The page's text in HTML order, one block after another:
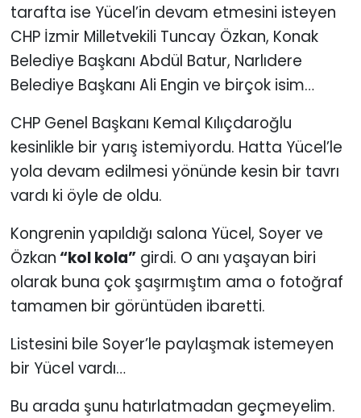
tarafta ise Yücel’in devam etmesini isteyen
CHP İzmir Milletvekili Tuncay Özkan, Konak
Belediye Başkanı Abdül Batur, Narlıdere
Belediye Başkanı Ali Engin ve birçok isim…
CHP Genel Başkanı Kemal Kılıçdaroğlu
kesinlikle bir yarış istemiyordu. Hatta Yücel’le
yola devam edilmesi yönünde kesin bir tavrı
vardı ki öyle de oldu.
Kongrenin yapıldığı salona Yücel, Soyer ve
Özkan “kol kola”girdi. O anı yaşayan biri
olarak buna çok şaşırmıştım ama o fotoğraf
tamamen bir görüntüden ibaretti.
Listesini bile Soyer’le paylaşmak istemeyen
bir Yücel vardı…
Bu arada şunu hatırlatmadan geçmeyelim.
SPOR
TEKNOLOJİ
Yaşam
YEREL POLİTİKA
YEREL YÖNETİMLER